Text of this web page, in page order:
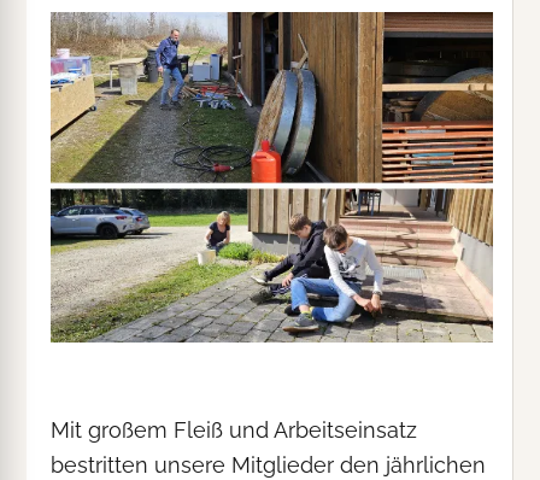
Mit großem Fleiß und Arbeitseinsatz
bestritten unsere Mitglieder den jährlichen